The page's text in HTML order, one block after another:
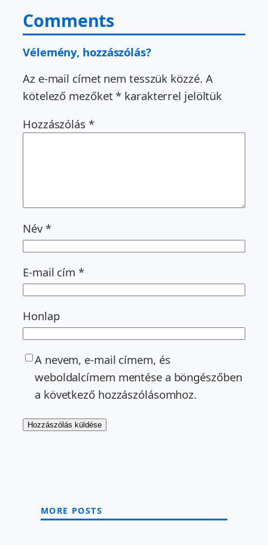
Comments
Vélemény, hozzászólás?
Az e-mail címet nem tesszük közzé. A
kötelező mezőket* karakterrel jelöltük
Hozzászólás *
Név*
E-mail cím *
Honlap
A nevem, e-mail címem, és
weboldalcímem mentése a böngészőben
a következő hozzászólásomhoz.
MORE POSTS